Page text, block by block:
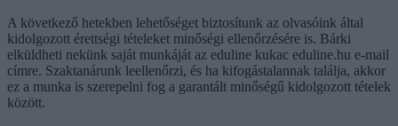
A következő hetekben lehetőséget biztosítunk az olvasóink által
kidolgozott érettségi tételeket minőségi ellenőrzésére is. Bárki
elküldheti nekünk saját munkáját az eduline kukac eduline.hu e-mail
címre. Szaktanárunk leellenőrzi, és ha kifogástalannak találja, akkor
ez a munka is szerepelni fog a garantált minőségű kidolgozott tételek
között.